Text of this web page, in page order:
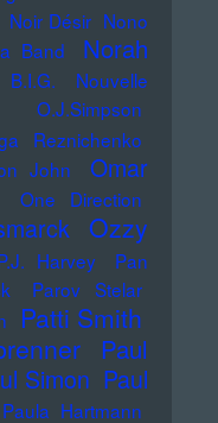
Noir Désir Nono
Band
Norah
B.I.G.
Nouvelle
O.J.Simpson
Reznichenko
John
Omar
One Direction
Ozzy
Harvey
Pan
Parov Stelar
Patti Smith
Paul
Simon Paul
Paula Hartmann